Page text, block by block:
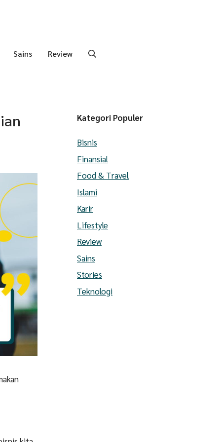
Sains Review
Kategori Populer
Bisnis
Finansial
Food & Travel
Islami
Karir
Lifestyle
Review
Sains
Stories
Teknologi